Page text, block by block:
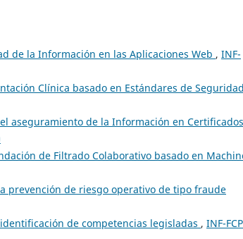
de la Información en las Aplicaciones Web , INF-
Clínica basado en Estándares de
aseguramiento de la Información en
de Filtrado Colaborativo basado en
prevención de riesgo operativo de tipo fraude
de competencias legisladas , INF-